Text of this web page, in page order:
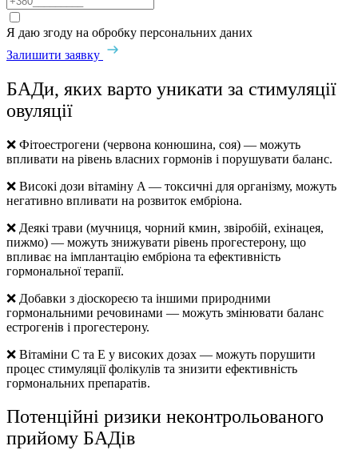
Я даю згоду на обробку персональних даних
Залишити заявку
БАДи, яких варто уникати за стимуляції
овуляції
❌ Фітоестрогени (червона конюшина, соя) — можуть
впливати на рівень власних гормонів і порушувати баланс.
❌ Високі дози вітаміну A — токсичні для організму, можуть
негативно впливати на розвиток ембріона.
❌ Деякі трави (мучниця, чорний кмин, звіробій, ехінацея,
пижмо) — можуть знижувати рівень прогестерону, що
впливає на імплантацію ембріона та ефективність
гормональної терапії.
❌ Добавки з діоскореєю та іншими природними
гормональними речовинами — можуть змінювати баланс
естрогенів і прогестерону.
❌ Вітаміни C та E у високих дозах — можуть порушити
процес стимуляції фолікулів та знизити ефективність
гормональних препаратів.
Потенційні ризики неконтрольованого
прийому БАДів